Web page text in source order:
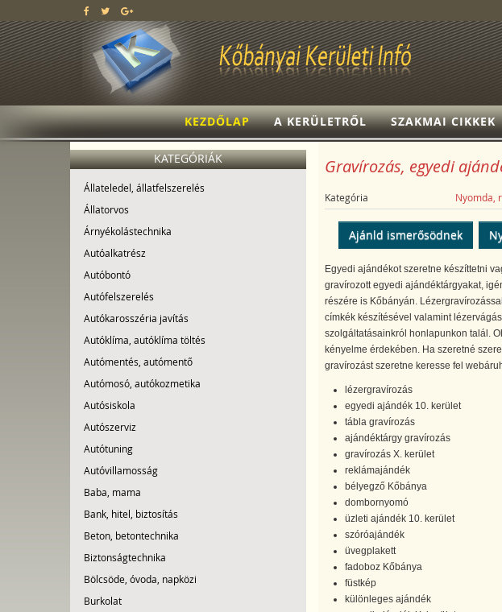
KEZDŐLAP A KERÜLETRŐL SZAKMAI CIKKEK
KATEGÓRIÁK
Állateledel, állatfelszerelés
Állatorvos
Árnyékolástechnika
Autóalkatrész
Autóbontó
Autófelszerelés
Autókarosszéria javítás
Autóklíma, autóklíma töltés
Autómentés, autómentő
Autómosó, autókozmetika
Autósiskola
Autószerviz
Autótuning
Autóvillamosság
Baba, mama
Bank, hitel, biztosítás
Beton, betontechnika
Biztonságtechnika
Bölcsöde, óvoda, napközi
Burkolat
Gravírozás, egyedi
Kategória Nyomda,
Ajánld ismerősödnek
Egyedi ajándékot szeretne készíttetni
gravírozott egyedi ajándéktárgyakat,
részére is Kőbányán.
címkék készítésével valamint
szolgáltatásainkról honlapunkon talál.
kényelme érdekében. Ha szeretné
gravírozást szeretne keresse fel
lézergravírozás
egyedi ajándék 10. kerület
tábla gravírozás
ajándéktárgy gravírozás
gravírozás X. kerület
reklámajándék
bélyegző Kőbánya
dombornyomó
üzleti ajándék 10. kerület
szóróajándék
üvegplakett
fadoboz Kőbánya
füstkép
különleges ajándék